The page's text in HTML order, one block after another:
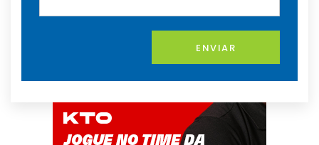
ENVIAR